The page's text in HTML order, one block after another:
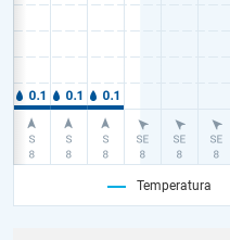
Temperatura